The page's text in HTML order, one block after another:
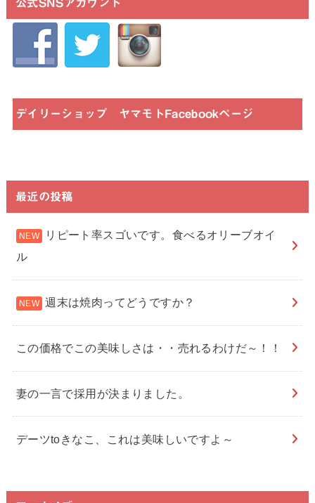
公式SNSアカウント
デイリーショップ ヤマモトFacebookページ
最近の投稿
リピート率スゴいです。食べるオリーブオイ
ル
週末は焼肉ってどうですか？
この価格でこの美味しさは・・売れるわけだ～！！
妻の一言で採用が決まりました。
デーツtoきなこ、これは美味しいですよ～